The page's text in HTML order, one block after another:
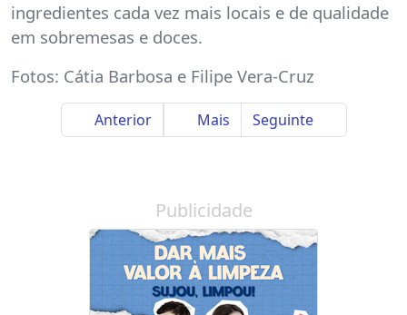
ingredientes cada vez mais locais e de qualidade
em sobremesas e doces.
Fotos: Cátia Barbosa e Filipe Vera-Cruz
Anterior Mais Seguinte
Publicidade